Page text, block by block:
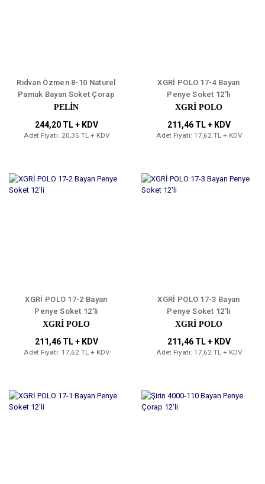
Rıdvan Özmen 8-10 Naturel
Pamuk Bayan Soket Çorap
12'li
PELİN
244,20 TL + KDV
Adet Fiyatı: 20,35 TL + KDV
XGRİ POLO 17-4 Bayan
Penye Soket 12'li
XGRİ POLO
211,46 TL + KDV
Adet Fiyatı: 17,62 TL + KDV
XGRİ POLO 17-2 Bayan
Penye Soket 12'li
XGRİ POLO
211,46 TL + KDV
Adet Fiyatı: 17,62 TL + KDV
XGRİ POLO 17-3 Bayan
Penye Soket 12'li
XGRİ POLO
211,46 TL + KDV
Adet Fiyatı: 17,62 TL + KDV